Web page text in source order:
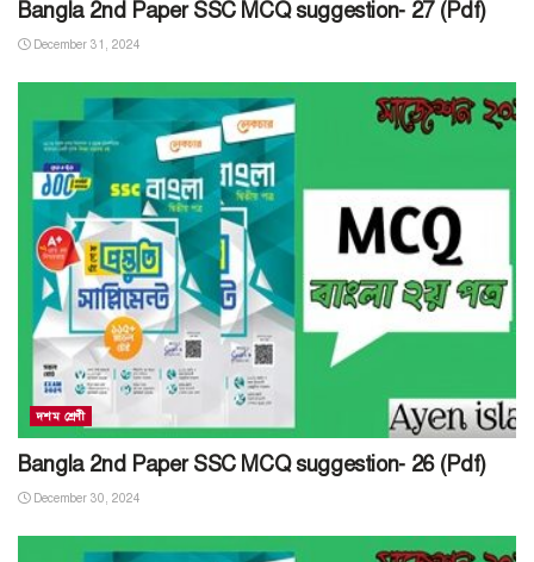
Bangla 2nd Paper SSC MCQ suggestion- 27 (Pdf)
December 31, 2024
দশম শ্রেণী
Bangla 2nd Paper SSC MCQ suggestion- 26 (Pdf)
December 30, 2024